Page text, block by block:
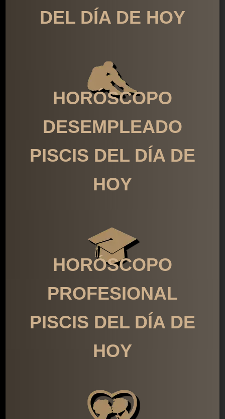
DEL DÍA DE HOY
HORÓSCOPO
DESEMPLEADO
PISCIS DEL DÍA DE
HOY
HORÓSCOPO
PROFESIONAL
PISCIS DEL DÍA DE
HOY